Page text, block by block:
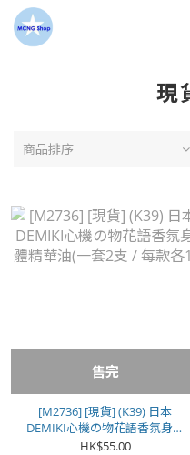
現
商品排序
售完
[M2736] [現貨] (K39) 日本
DEMIKI心機の物花語香氛身體
精華油(一套2支 / 每款各1)
HK$55.00